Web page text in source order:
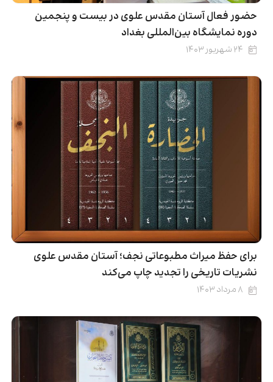
حضور فعال آستان مقدس علوی در بیست و پنجمین
دوره نمایشگاه بین‌المللی بغداد
۲۴ شهریور ۱۴۰۳
برای حفظ میراث مطبوعاتی نجف؛ آستان مقدس علوی
نشریات تاریخی را تجدید چاپ می‌کند
۸ مرداد ۱۴۰۳